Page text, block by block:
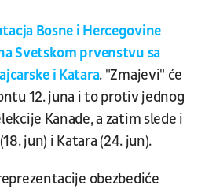
Bosne i Hercegovine
Svetskom prvenstvu sa
i Katara. "Zmajevi" će
12. juna i to protiv jednog
Kanade, a zatim slede i
jun) i Katara (24. jun).
obezbediće